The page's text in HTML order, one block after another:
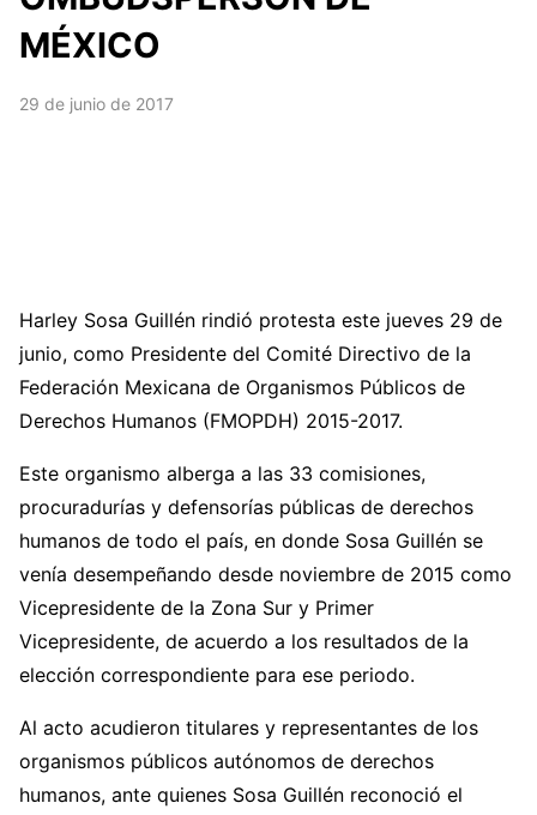
MÉXICO
29 de junio de 2017
Harley Sosa Guillén rindió protesta este jueves 29 de
junio, como Presidente del Comité Directivo de la
Federación Mexicana de Organismos Públicos de
Derechos Humanos (FMOPDH) 2015-2017.
Este organismo alberga a las 33 comisiones,
procuradurías y defensorías públicas de derechos
humanos de todo el país, en donde Sosa Guillén se
venía desempeñando desde noviembre de 2015 como
Vicepresidente de la Zona Sur y Primer
Vicepresidente, de acuerdo a los resultados de la
elección correspondiente para ese periodo.
Al acto acudieron titulares y representantes de los
organismos públicos autónomos de derechos
humanos, ante quienes Sosa Guillén reconoció el